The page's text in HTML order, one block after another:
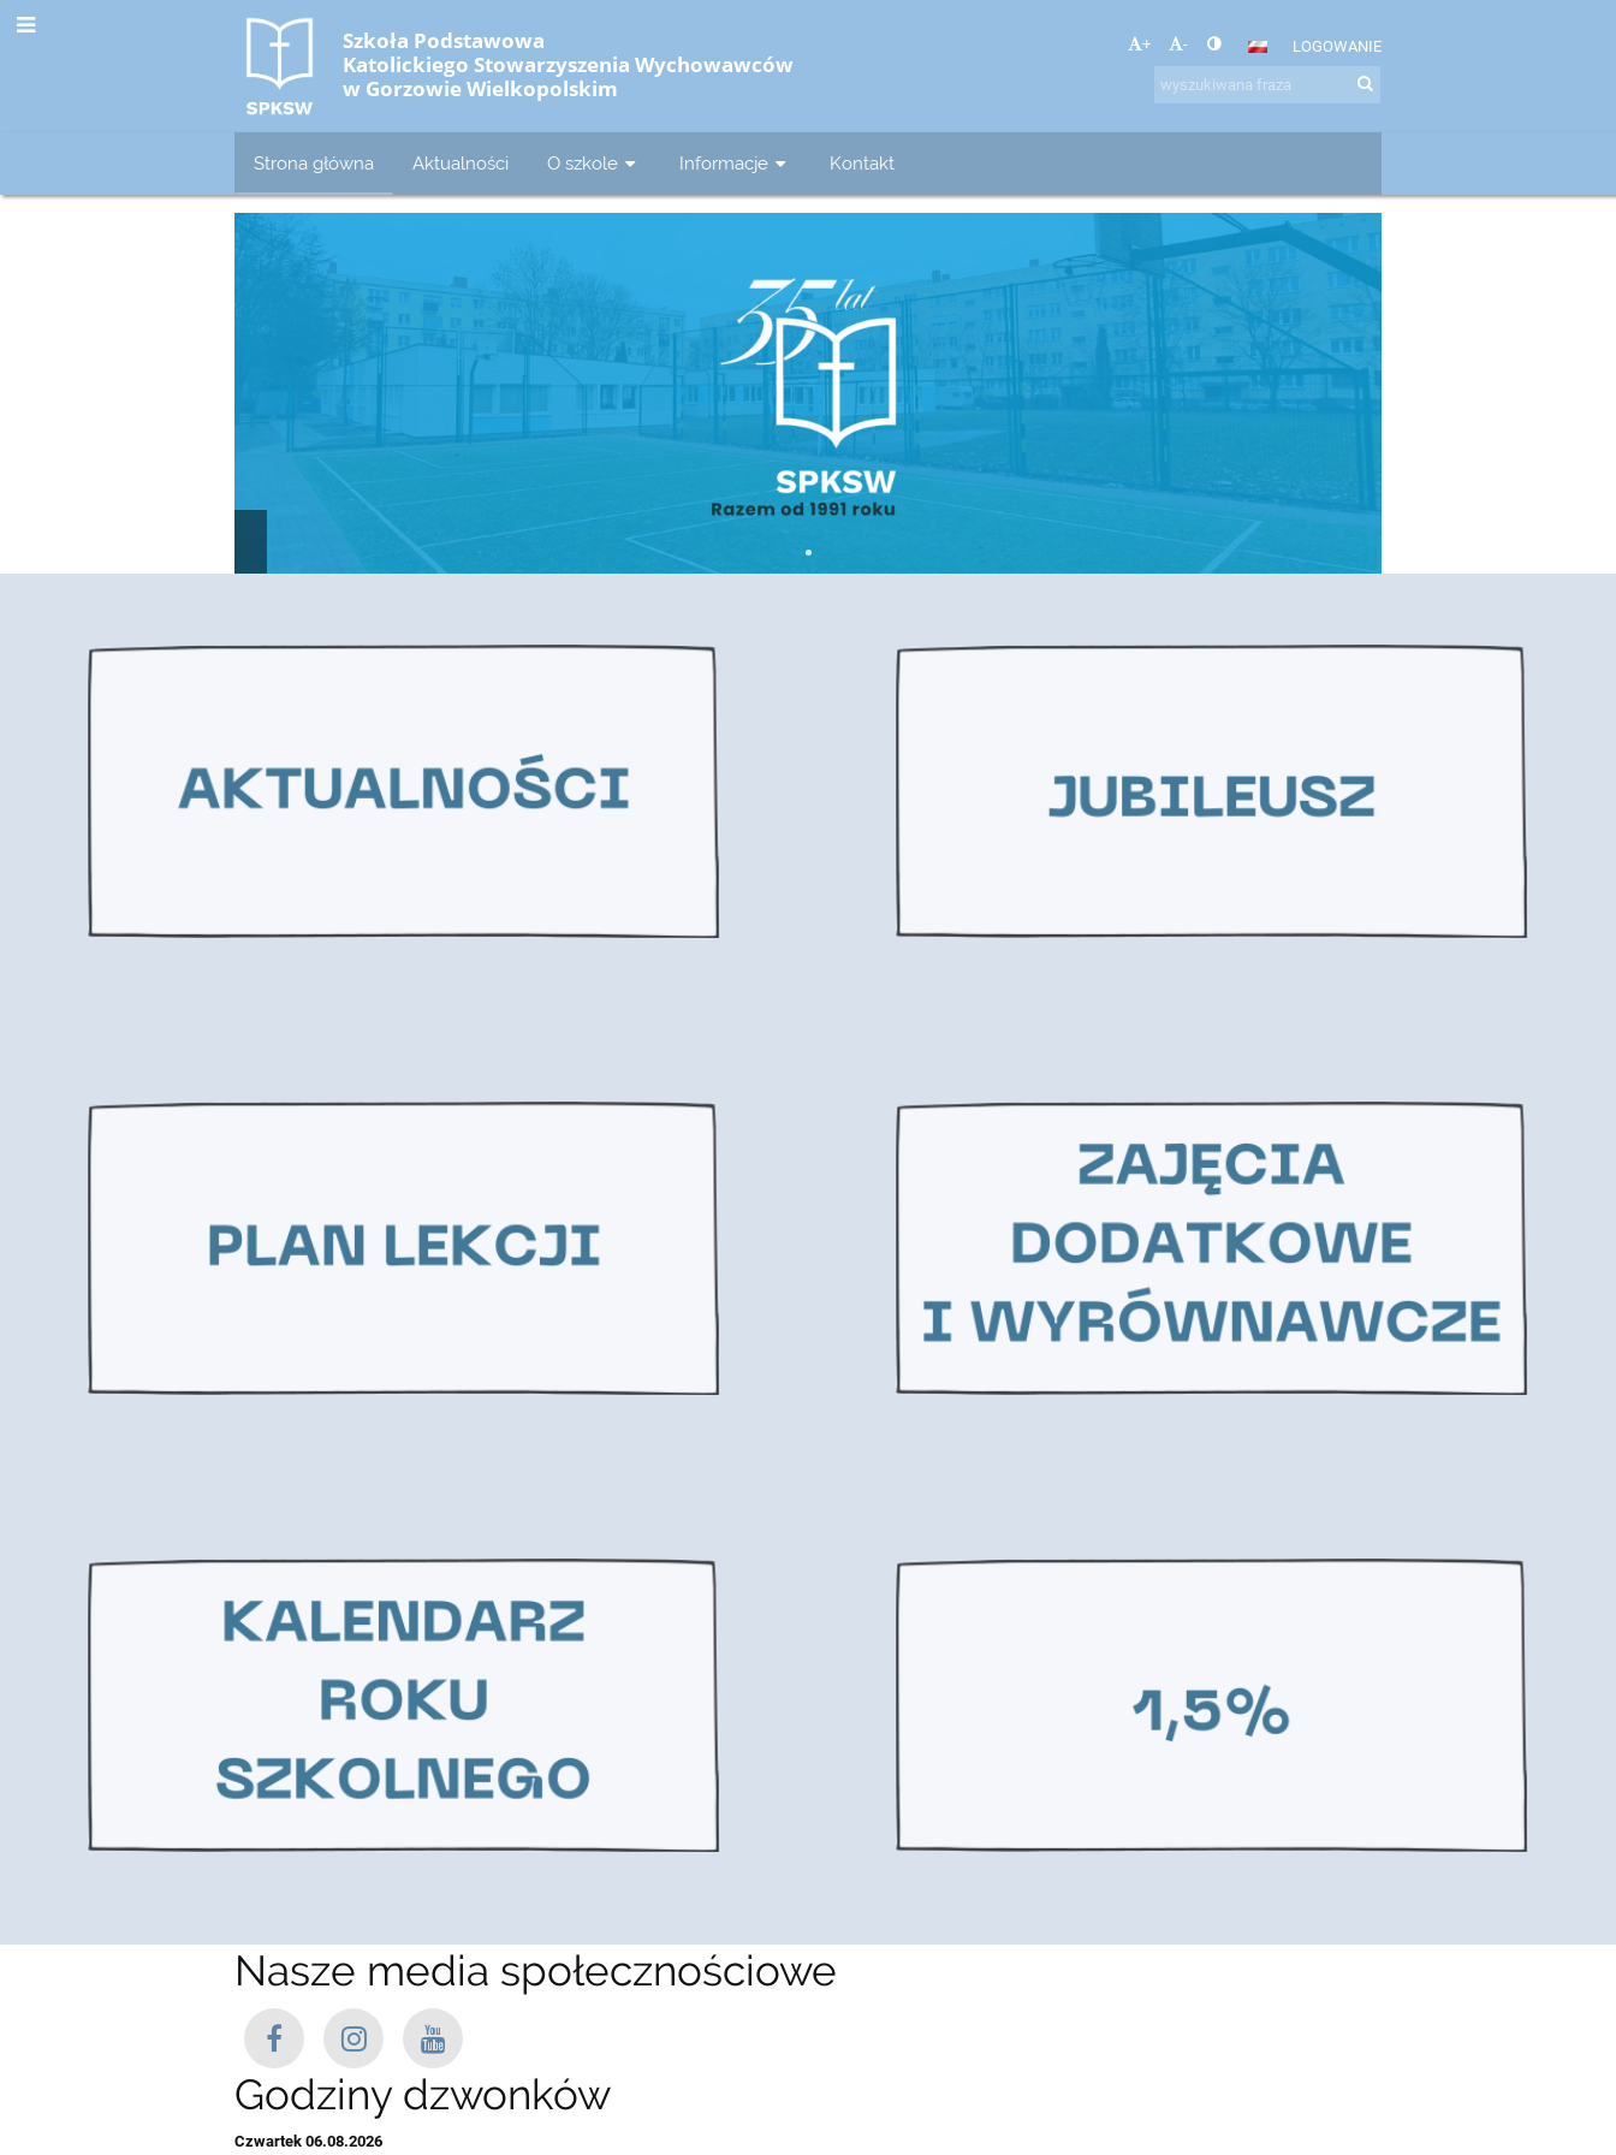
Szkoła Podstawowa
Katolickiego Stowarzyszenia Wychowawców
w Gorzowie Wielkopolskim
+ - LOGOWANIE
Strona główna Aktualności O szkole Informacje Kontakt
Strona
główna
Nasze media społecznościowe
Godziny dzwonków
Czwartek 06.08.2026